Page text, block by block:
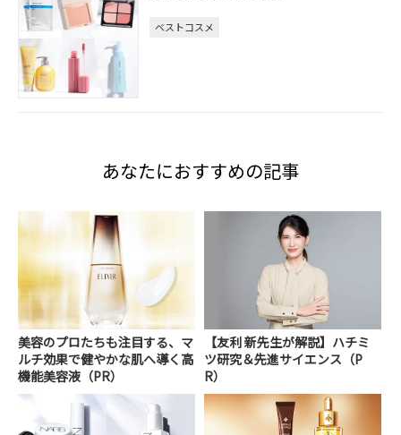
ベストコスメ
あなたにおすすめの記事
美容のプロたちも注目する、マ
ルチ効果で健やかな肌へ導く高
機能美容液（PR）
【友利 新先生が解説】ハチミ
ツ研究＆先進サイエンス（P
R）